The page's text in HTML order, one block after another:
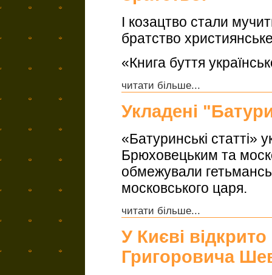
І козацтво стали
братство
«Книга буття
читати більше...
Укладені
«Батуринські статті»
Брюховецьким та
обмежували
московського царя.
читати більше...
У Києві
Григоровича